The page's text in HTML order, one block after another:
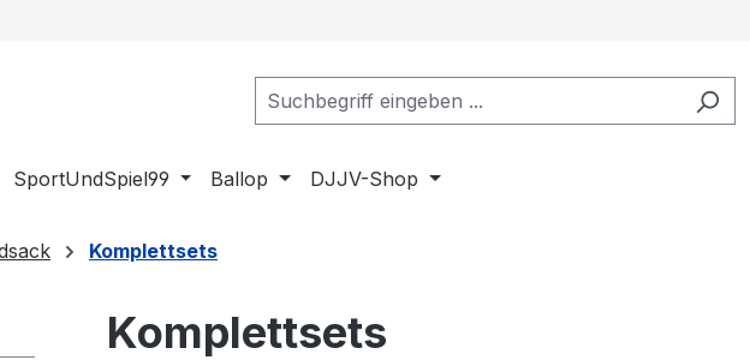
SportUndSpiel99 Ballop DJJV-Shop
Komplettsets
Komplettsets